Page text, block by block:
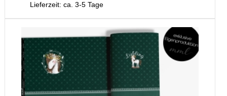
Lieferzeit: ca. 3-5 Tage